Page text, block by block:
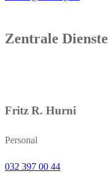
Zentrale Dienste
Fritz R. Hurni
Personal
032 397 00 44